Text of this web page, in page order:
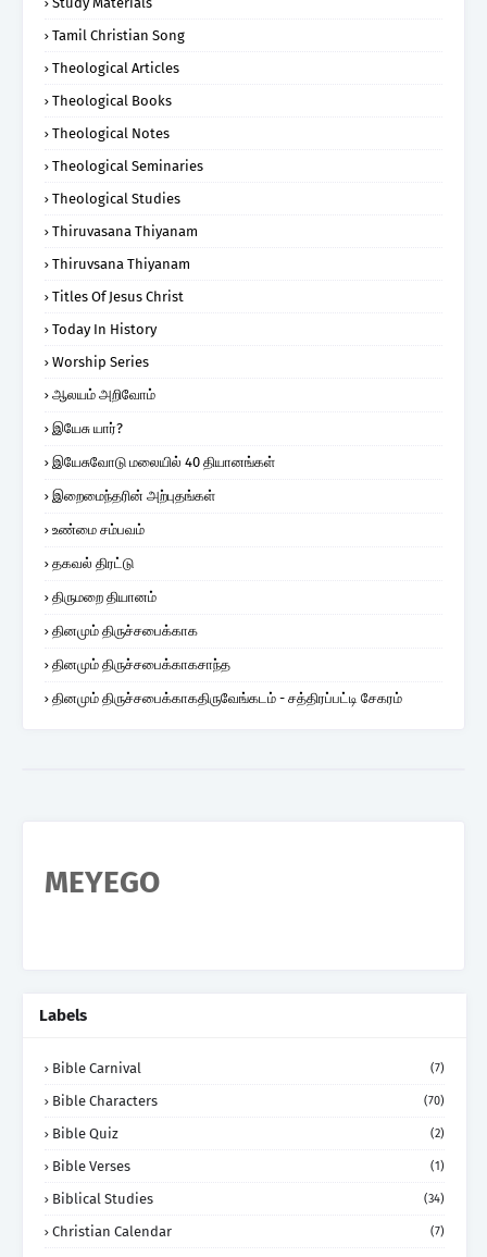
Tamil Christian Song
Theological Articles
Theological Books
Theological Notes
Theological Seminaries
Theological Studies
Thiruvasana Thiyanam
Thiruvsana Thiyanam
Titles Of Jesus Christ
Today In History
Worship Series
ஆலயம் அறிவோம்
இயேசு யார்?
இயேசுவோடு மலையில் 40 தியானங்கள்
இறைமைந்தரின் அற்புதங்கள்
உண்மை சம்பவம்
தகவல் திரட்டு
திருமறை தியானம்
தினமும் திருச்சபைக்காக
தினமும் திருச்சபைக்காகசாந்த
தினமும் திருச்சபைக்காகதிருவேங்கடம் - சத்திரப்பட்டி சேகரம்
MEYEGO
Labels
Bible Carnival (7)
Bible Characters (70)
Bible Quiz (2)
Bible Verses (1)
Biblical Studies (34)
Christian Calendar (7)